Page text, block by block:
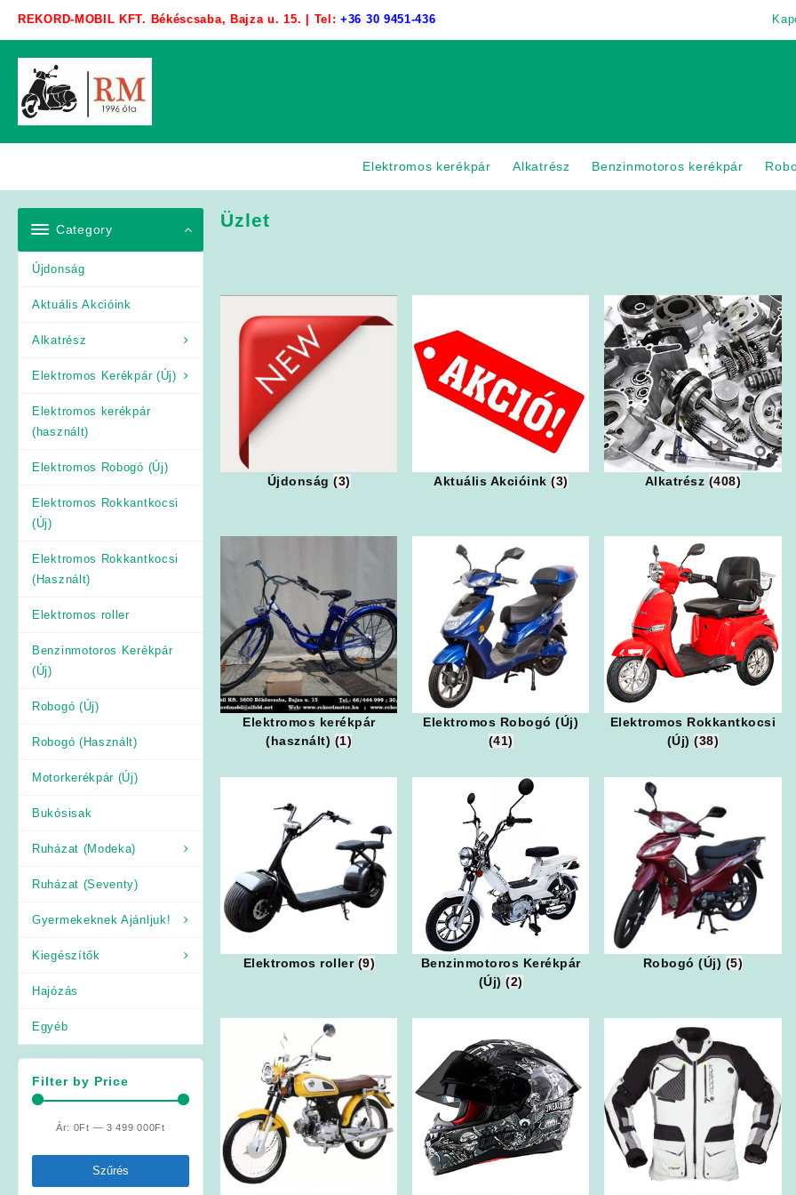
REKORD-MOBIL KFT. Békéscsaba, Bajza u. 15. | Tel:+36 30 9451-436
Elektromos kerékpár Alkatrész Benzinmotoros kerékpár
Category
Újdonság
Aktuális Akcióink
Alkatrész
Elektromos Kerékpár (Új)
Elektromos kerékpár
(használt)
Elektromos Robogó (Új)
Elektromos Rokkantkocsi
(Új)
Elektromos Rokkantkocsi
(Használt)
Elektromos roller
Benzinmotoros Kerékpár
(Új)
Robogó (Új)
Robogó (Használt)
Motorkerékpár (Új)
Bukósisak
Ruházat (Modeka)
Ruházat (Seventy)
Gyermekeknek Ajánljuk!
Kiegészítők
Hajózás
Egyéb
Filter by Price
Szűrés
Ár: 0Ft — 3 499 000Ft
Üzlet
Újdonság(3) Aktuális Akcióink(3) Alkatrész (408)
Elektromos kerékpár
(használt) (1)
Elektromos Robogó (Új)
(41)
Elektromos Rokkantkocsi
(Új)(38)
Elektromos roller (9)
Benzinmotoros Kerékpár
(Új)(2)
Robogó (Új) (5)